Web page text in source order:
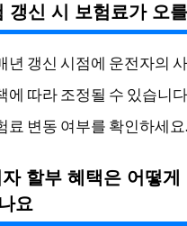
갱신 시 보험료가 오
년 갱신 시점에 운전자의
에 따라 조정될 수 있습니
료 변동 여부를 확인하세요.
할부 혜택은 어떻게
요